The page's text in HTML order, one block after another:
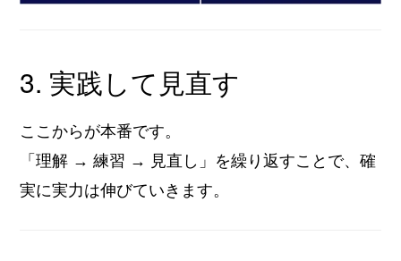
3. 実践して見直す
ここからが本番です。
「理解 → 練習 → 見直し」を繰り返すことで、確
実に実力は伸びていきます。